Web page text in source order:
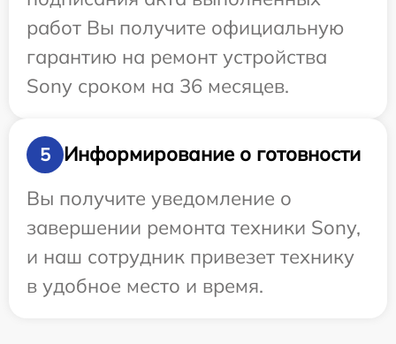
работ Вы получите официальную
гарантию на ремонт устройства
Sony сроком на 36 месяцев.
5
Информирование о готовности
Вы получите уведомление о
завершении ремонта техники Sony,
и наш сотрудник привезет технику
в удобное место и время.